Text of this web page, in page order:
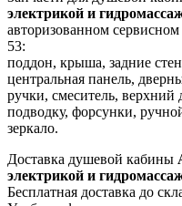
электрикой и
авторизованном
53:
поддон, крыша, задние
центральная панель,
ручки, смеситель,
подводку, форсунки,
зеркало.
Доставка душевой кабины
электрикой и
Бесплатная доставка до